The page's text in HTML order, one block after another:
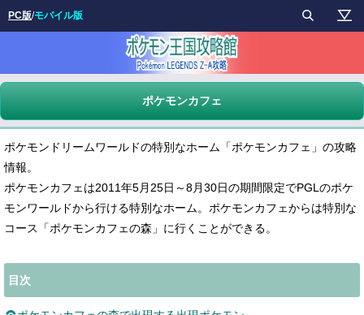
ポケモンカフェ
ポケモンドリームワールドの特別なホーム「ポケモンカフェ」の攻略
情報。
ポケモンカフェは2011年5月25日～8月30日の期間限定でPGLのポケ
モンワールドから行ける特別なホーム。ポケモンカフェからは特別な
コース「ポケモンカフェの森」に行くことができる。
目次
PC版/モバイル版